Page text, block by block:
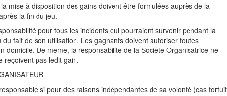
mise à disposition des gains doivent être formulées auprès de la
la fin du jeu.
pour tous les incidents qui pourraient survenir pendant la
fait de son utilisation. Les gagnants doivent autoriser toutes
domicile. De même, la responsabilité de la Société Organisatrice ne
reçoivent pas ledit gain.
si pour des raisons indépendantes de sa volonté (cas fortuit